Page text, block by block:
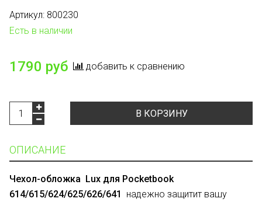
Артикул: 800230
Есть в наличии
1790 руб добавить к сравнению
В КОРЗИНУ
ОПИСАНИЕ
Чехол-обложка Lux для Pocketbook
614/615/624/625/626/641
надежно защитит вашу